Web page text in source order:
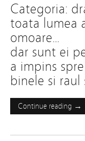
Categoria:
toata lumea
omoare…
dar sunt ei
a impins
binele si
Continue reading →